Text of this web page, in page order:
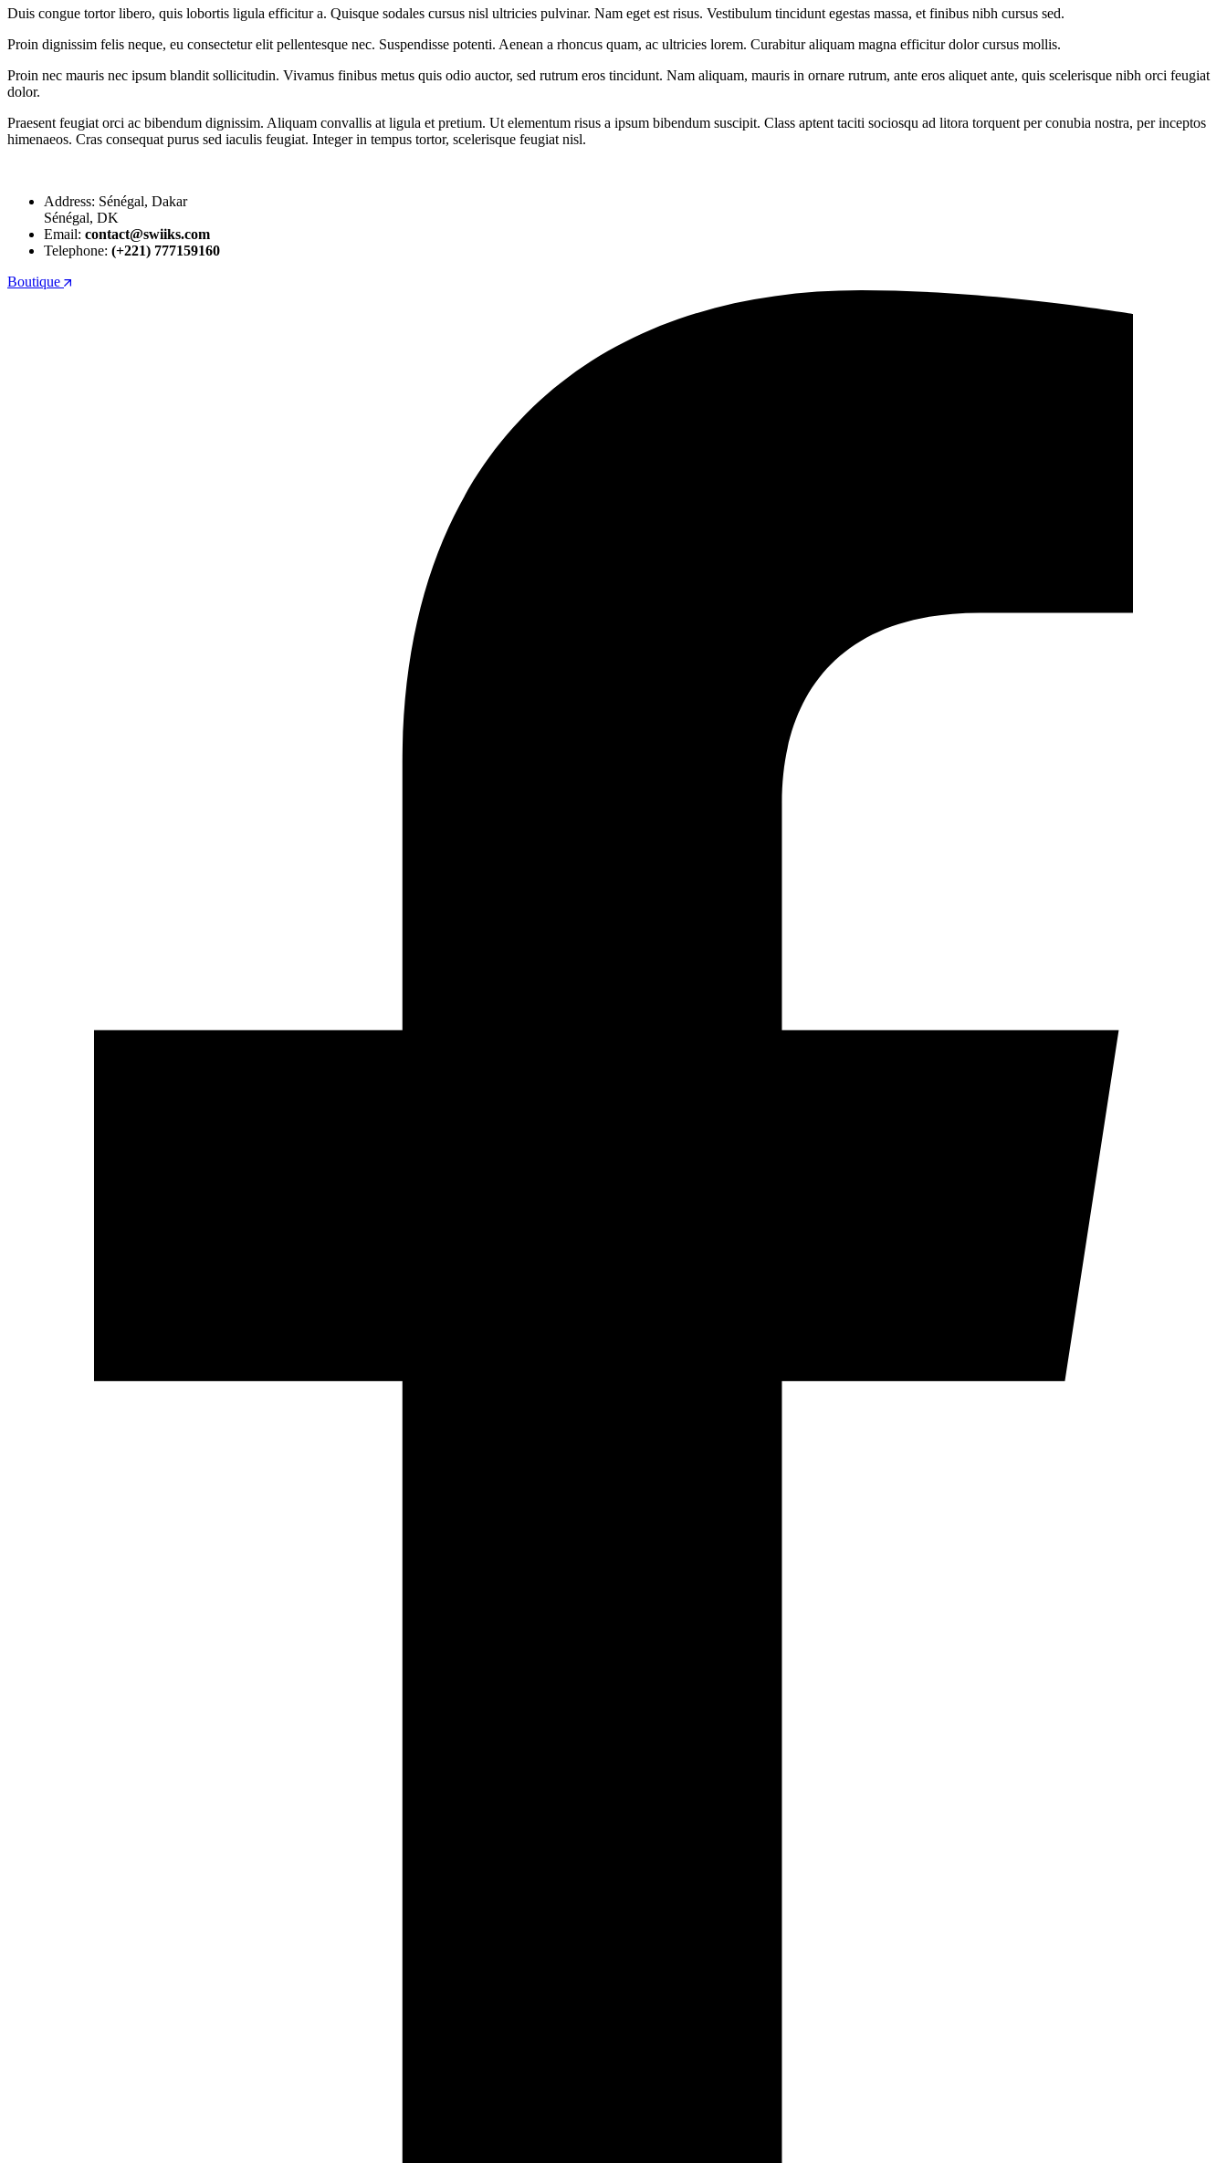
Duis congue tortor libero, quis lobortis ligula efficitur a. Quisque sodales cursus nisl ultricies pulvinar. Nam eget est risus. Vestibulum tincidunt egestas massa, et finibus nibh cursus sed.
Proin dignissim felis neque, eu consectetur elit pellentesque nec. Suspendisse potenti. Aenean a rhoncus quam, ac ultricies lorem. Curabitur aliquam magna efficitur dolor cursus mollis.
Proin nec mauris nec ipsum blandit sollicitudin. Vivamus finibus metus quis odio auctor, sed rutrum eros tincidunt. Nam aliquam, mauris in ornare rutrum, ante eros aliquet ante, quis scelerisque nibh orci feugiat
dolor.
Praesent feugiat orci ac bibendum dignissim. Aliquam convallis at ligula et pretium. Ut elementum risus a ipsum bibendum suscipit. Class aptent taciti sociosqu ad litora torquent per conubia nostra, per inceptos
himenaeos. Cras consequat purus sed iaculis feugiat. Integer in tempus tortor, scelerisque feugiat nisl.
Address: Sénégal, Dakar
Sénégal, DK
Email: contact@swiiks.com
Telephone: (+221) 777159160
Boutique